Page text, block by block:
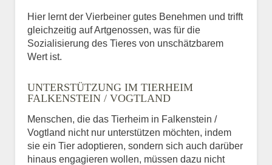
Hier lernt der Vierbeiner gutes Benehmen und trifft
gleichzeitig auf Artgenossen, was für die
Sozialisierung des Tieres von unschätzbarem
Wert ist.
UNTERSTÜTZUNG IM TIERHEIM
FALKENSTEIN / VOGTLAND
Menschen, die das Tierheim in Falkenstein /
Vogtland nicht nur unterstützen möchten, indem
sie ein Tier adoptieren, sondern sich auch darüber
hinaus engagieren wollen, müssen dazu nicht